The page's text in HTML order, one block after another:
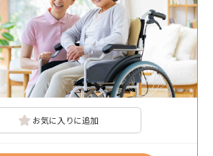
お気に入りに追加